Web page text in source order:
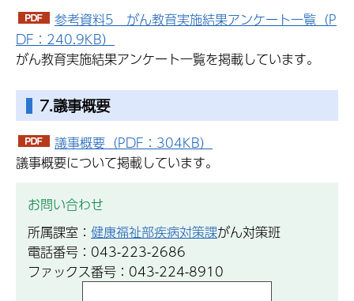
参考資料5 がん教育実施結果アンケート一覧（P
DF：240.9KB）
がん教育実施結果アンケート一覧を掲載しています。
7.議事概要
議事概要（PDF：304KB）
議事概要について掲載しています。
お問い合わせ
所属課室： 健康福祉部疾病対策課がん対策班
電話番号：043-223-2686
ファックス番号：043-224-8910